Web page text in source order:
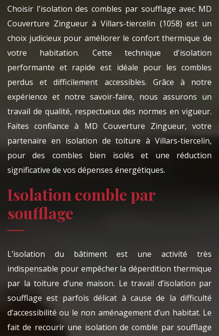
Choisir l'isolation des combles par soufflage avec MD
Couverture Zingueur à Villars-tiercelin (1058) est un
choix judicieux pour améliorer le confort thermique de
votre habitation. Cette technique d'isolation
performante et rapide est idéale pour les combles
perdus et difficilement accessibles. Grâce à notre
expérience et notre savoir-faire, nous assurons un
travail de qualité, respectueux des normes en vigueur.
Faites confiance à MD Couverture Zingueur, votre
partenaire en isolation de toiture à Villars-tiercelin,
pour des combles bien isolés et une réduction
significative de vos dépenses énergétiques.
Isolation comble par
soufflage
L’isolation du bâtiment est une activité très
indispensable pour empêcher la déperdition thermique
par la toiture d’une maison. Le travail d’isolation par
soufflage est parfois délicat à cause de la difficulté
d’accessibilité ou le non aménagement d’un habitat. Le
fait de recourir une isolation de comble par soufflage